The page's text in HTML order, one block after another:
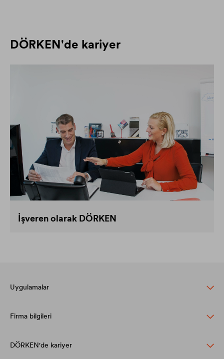
DÖRKEN'de kariyer
İşveren olarak DÖRKEN
Uygulamalar
Eğimli çatılar için DELTA çözümleri
Cephe tasarımları için kapsamlı çözümler
Firma bilgileri
Structure
DÖRKEN'de kariyer